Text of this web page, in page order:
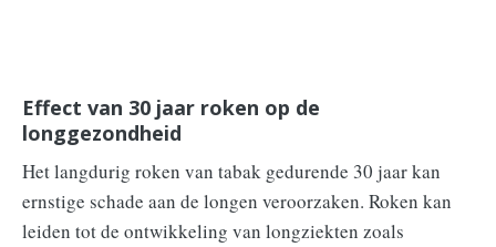
Effect van 30 jaar roken op de
longgezondheid
Het langdurig roken van tabak gedurende 30 jaar kan
ernstige schade aan de longen veroorzaken. Roken kan
leiden tot de ontwikkeling van longziekten zoals